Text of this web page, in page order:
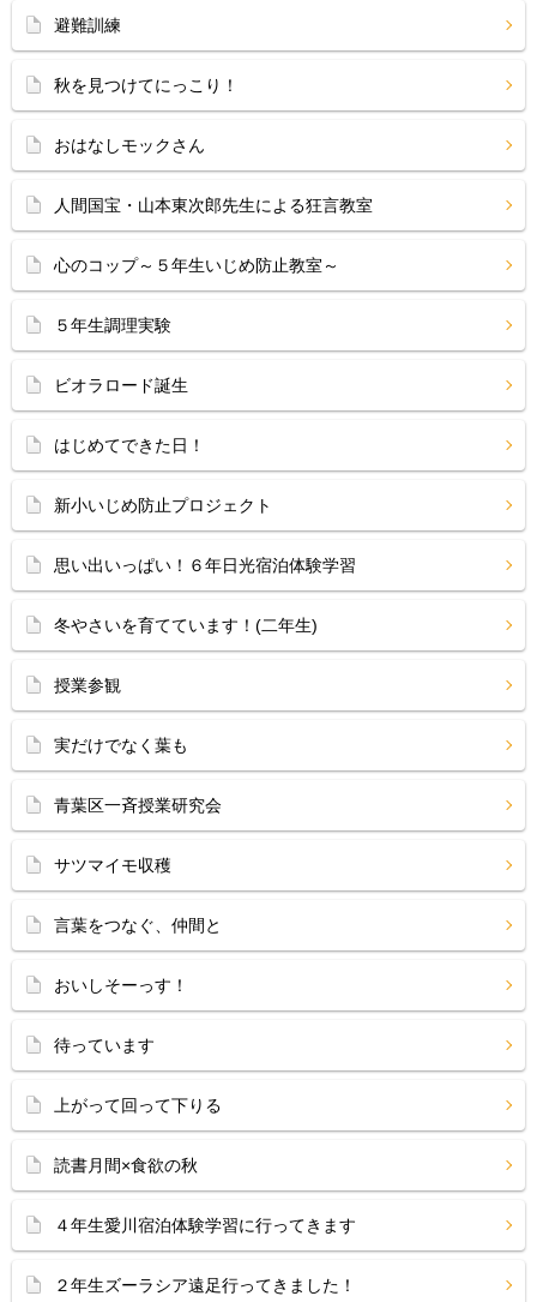
避難訓練
秋を見つけてにっこり！
おはなしモックさん
人間国宝・山本東次郎先生による狂言教室
心のコップ～５年生いじめ防止教室～
５年生調理実験
ビオラロード誕生
はじめてできた日！
新小いじめ防止プロジェクト
思い出いっぱい！６年日光宿泊体験学習
冬やさいを育てています！(二年生)
授業参観
実だけでなく葉も
青葉区一斉授業研究会
サツマイモ収穫
言葉をつなぐ、仲間と
おいしそーっす！
待っています
上がって回って下りる
読書月間×食欲の秋
４年生愛川宿泊体験学習に行ってきます
２年生ズーラシア遠足行ってきました！